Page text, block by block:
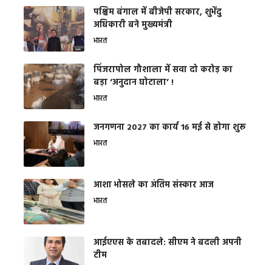
पश्चिम बंगाल में बीजेपी सरकार, शुभेंदु
अधिकारी बने मुख्यमंत्री
भारत
​पिंजरापोल गौशाला में सवा दो करोड़ का
बड़ा ‘अनुदान घोटाला’ !
भारत
जनगणना 2027 का कार्य 16 मई से होगा शुरू
भारत
आशा भोसले का अंतिम संस्कार आज
भारत
आईएएस के तबादले: सीएम ने बदली अपनी
टीम